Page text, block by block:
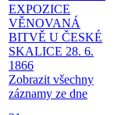
EXPOZICE
VĚNOVANÁ
BITVĚ U ČESKÉ
SKALICE 28. 6.
1866
Zobrazit všechny
záznamy ze dne